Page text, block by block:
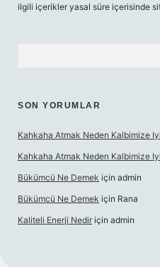
ilgili içerikler yasal süre içerisinde
SON YORUMLAR
Kahkaha Atmak Neden Kalbimize
Kahkaha Atmak Neden Kalbimize
Bükümcü Ne Demek için admin
Bükümcü Ne Demek için Rana
Kaliteli Enerji Nedir için admin